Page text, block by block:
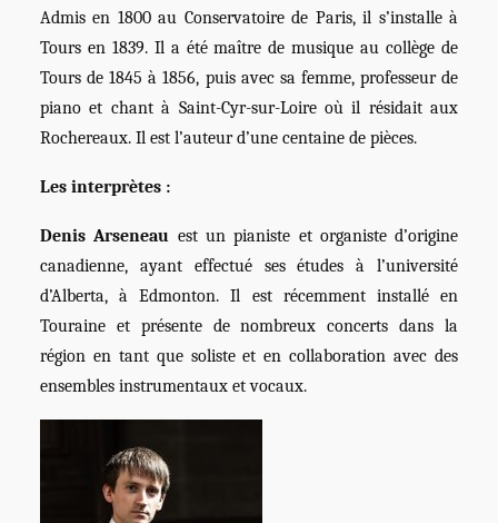
Admis en 1800 au Conservatoire de Paris, il s’installe à
Tours en 1839. Il a été maître de musique au collège de
Tours de 1845 à 1856, puis avec sa femme, professeur de
piano et chant à Saint-Cyr-sur-Loire où il résidait aux
Rochereaux. Il est l’auteur d’une centaine de pièces.
Les interprètes :
Denis Arseneau est un pianiste et organiste d’origine
canadienne, ayant effectué ses études à l’université
d’Alberta, à Edmonton. Il est récemment installé en
Touraine et présente de nombreux concerts dans la
région en tant que soliste et en collaboration avec des
ensembles instrumentaux et vocaux.